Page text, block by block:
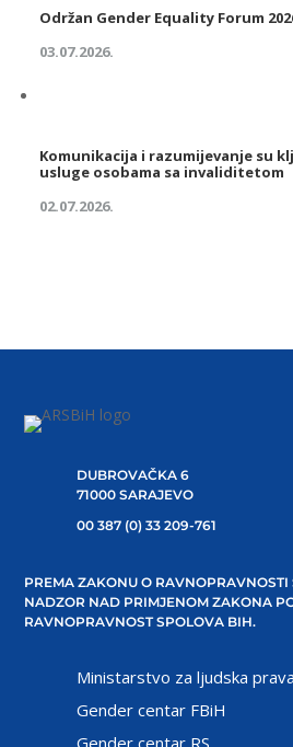
Održan Gender Equality Forum
03.07.2026.
Komunikacija i razumijevanje su
usluge osobama sa invaliditetom
02.07.2026.
DUBROVAČKA 6
71000 SARAJEVO
00 387 (0) 33 209-761
PREMA ZAKONU O
NADZOR NAD PRIMJENOM ZAKONA
RAVNOPRAVNOST SPOLOVA BIH.
Ministarstvo za ljudska
Gender centar FBiH
Gender centar RS